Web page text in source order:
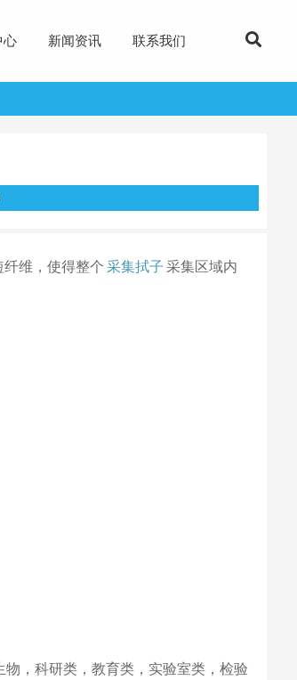
心 新闻资讯 联系我们
维，使得整个 采集拭子 采集区域内
，科研类，教育类，实验室类，检验